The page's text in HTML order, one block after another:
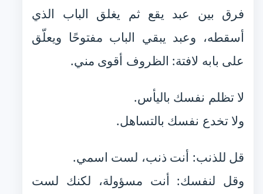
فرق بين عبد يقع ثم يغلق الباب الذي
أسقطه، وعبد يبقي الباب مفتوحًا ويعلّق
على بابه لافتة: الظروف أقوى مني.
لا تظلم نفسك باليأس.
ولا تخدع نفسك بالتساهل.
قل للذنب: أنت ذنب، لست اسمي.
وقل لنفسك: أنت مسؤولة، لكنك لست